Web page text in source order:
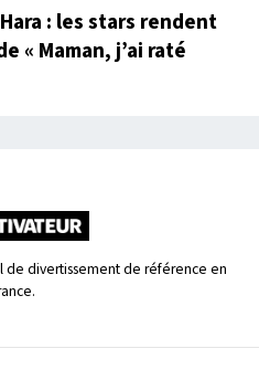
: les stars rendent
« Maman, j’ai raté
de divertissement de référence en